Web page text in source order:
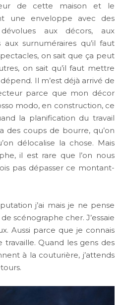
de cette maison et le
une enveloppe avec des
aux décors, aux
surnuméraires qu’il faut
on sait que ça peut
on sait qu’il faut mettre
Il m’est déjà arrivé de
parce que mon décor
modo, en construction, ce
la planification du travail
des coups de bourre, qu’on
délocalise la chose. Mais
il est rare que l’on nous
pas dépasser ce montant-
j’ai mais je ne pense
scénographe cher. J’essaie
Aussi parce que je connais
travaille. Quand les gens des
à la couturière, j’attends